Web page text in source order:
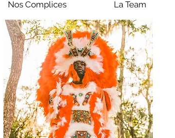
Nos Complices La Team